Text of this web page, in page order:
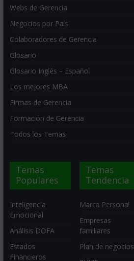
Webs de Gerencia
Negocios por País
Colaboradores de Gerencia
Glosario
Glosario Inglés – Español
Los mejores MBA
Firmas de Gerencia
Formación de Gerencia
Todos los Temas
Temas
Populares
Inteligencia
Emocional
Análisis DOFA
Estados
Financieros
Temas
Tendencia
Marca Personal
Empresas
familiares
Plan de negocios